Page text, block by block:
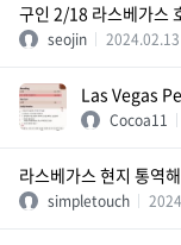
구인 2/18 라스베가스
seojin 2024.02.13
Las Vegas
Cocoa11
라스베가스 현지 통역
simpletouch